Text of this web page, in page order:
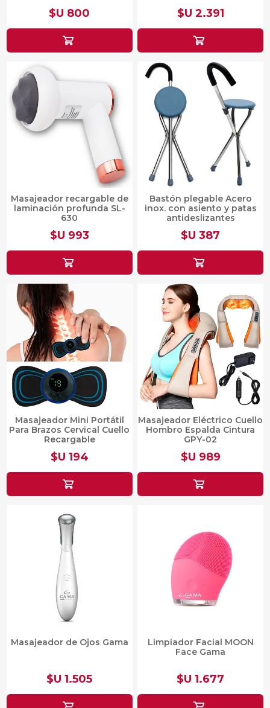
$U 800 $U 2.391
Masajeador recargable de
laminación profunda SL-
630
$U 993
Bastón plegable Acero
inox. con asiento y patas
antideslizantes
$U 387
Masajeador Mini Portátil
Para Brazos Cervical Cuello
Recargable
$U 194
Masajeador Eléctrico Cuello
Hombro Espalda Cintura
GPY-02
$U 989
Masajeador de Ojos Gama
$U 1.505
Limpiador Facial MOON
Face Gama
$U 1.677